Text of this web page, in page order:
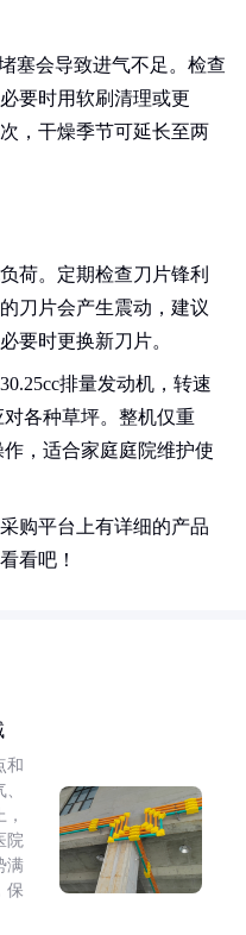
塞会导致进气不足。检查
要时用软刷清理或更
，干燥季节可延长至两
荷。定期检查刀片锋利
刀片会产生震动，建议
要时更换新刀片。
排量发动机，转速
对各种草坪。整机仅重
作，适合家庭庭院维护使
购平台上有详细的产品
看吧！
和
院
满
保